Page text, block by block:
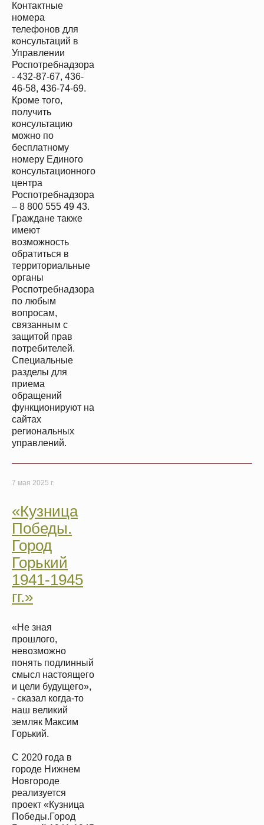
Контактные
номера
телефонов для
консультаций в
Управлении
Роспотребнадзора
- 432-87-67, 436-
46-58, 436-74-69.
Кроме того,
получить
консультацию
можно по
бесплатному
номеру Единого
консультационного
центра
Роспотребнадзора
– 8 800 555 49 43.
Граждане также
имеют
возможность
обратиться в
территориальные
органы
Роспотребнадзора
по любым
вопросам,
связанным с
защитой прав
потребителей.
Специальные
разделы для
приема
обращений
функционируют на
сайтах
региональных
управлений.
7 мая 2025 г.
«Кузница
Победы.
Город
Горький
1941-1945
гг.»
«Не зная
прошлого,
невозможно
понять подлинный
смысл настоящего
и цели будущего»,
- сказал когда-то
наш великий
земляк Максим
Горький.
С 2020 года в
городе Нижнем
Новгороде
реализуется
проект «Кузница
Победы.Город